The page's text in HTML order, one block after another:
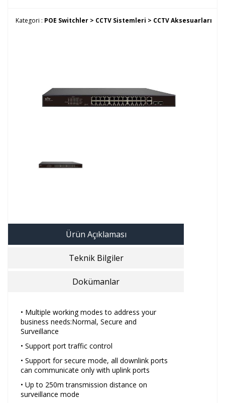
Kategori : POE Switchler > CCTV Sistemleri > CCTV Aksesuarları
Ürün Açıklaması
Teknik Bilgiler
Dokümanlar
• Multiple working modes to address your
business needs:Normal, Secure and
Surveillance
• Support port traffic control
• Support for secure mode, all downlink ports
can communicate only with uplink ports
• Up to 250m transmission distance on
surveillance mode